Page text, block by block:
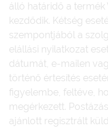
álló határidő a termék
kezdődik. Kétség
szempontjából a
elállási nyilatkozat
dátumát, e-mailen
történő értesítés
figyelembe, feltéve,
megérkezett.
ajánlott regisztrált